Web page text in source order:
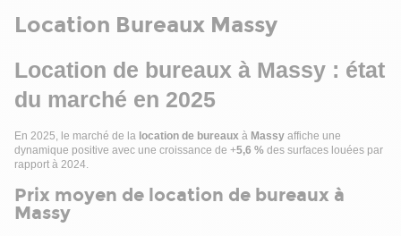
Location Bureaux Massy
Location de bureaux à Massy : état
du marché en 2025
En 2025, le marché de la location de bureaux à Massy affiche une
dynamique positive avec une croissance de +5,6 % des surfaces louées par
rapport à 2024.
Prix moyen de location de bureaux à
Massy